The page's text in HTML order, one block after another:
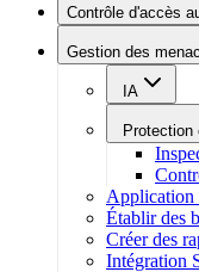
Contrôle d'accès
Gestion des
IA
Protection
Application
Établir des
Créer des
Intégration